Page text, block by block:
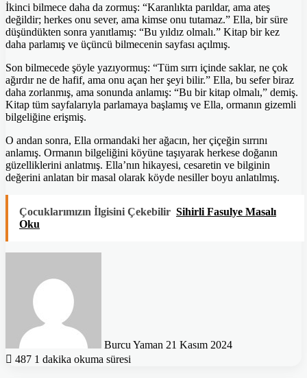
İkinci bilmece daha da zormuş: “Karanlıkta parıldar, ama ateş
değildir; herkes onu sever, ama kimse onu tutamaz.” Ella, bir süre
düşündükten sonra yanıtlamış: “Bu yıldız olmalı.” Kitap bir kez
daha parlamış ve üçüncü bilmecenin sayfası açılmış.
Son bilmecede şöyle yazıyormuş: “Tüm sırrı içinde saklar, ne çok
ağırdır ne de hafif, ama onu açan her şeyi bilir.” Ella, bu sefer biraz
daha zorlanmış, ama sonunda anlamış: “Bu bir kitap olmalı,” demiş.
Kitap tüm sayfalarıyla parlamaya başlamış ve Ella, ormanın gizemli
bilgeliğine erişmiş.
O andan sonra, Ella ormandaki her ağacın, her çiçeğin sırrını
anlamış. Ormanın bilgeliğini köyüne taşıyarak herkese doğanın
güzelliklerini anlatmış. Ella’nın hikayesi, cesaretin ve bilginin
değerini anlatan bir masal olarak köyde nesiller boyu anlatılmış.
Çocuklarımızın İlgisini Çekebilir Sihirli Fasulye Masalı
Oku
Burcu Yaman 21 Kasım 2024
487 1 dakika okuma süresi